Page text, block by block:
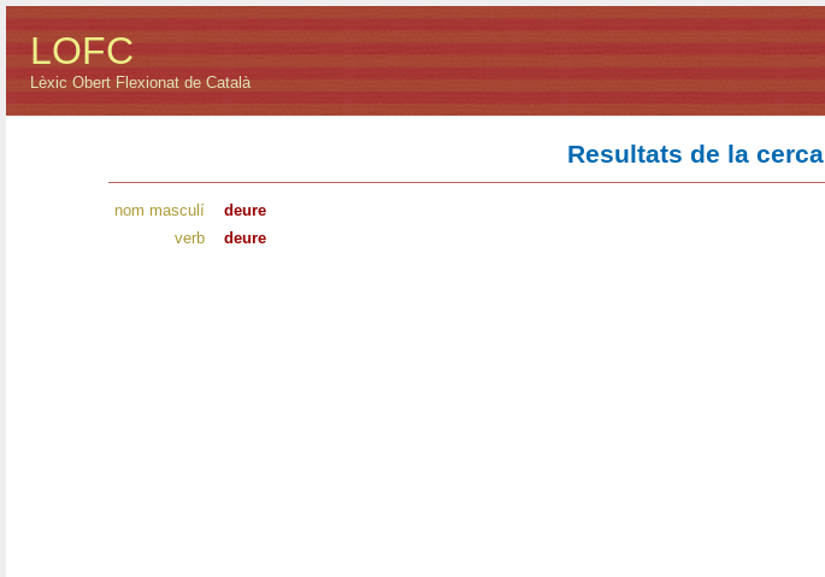
LOFC
Lèxic Obert Flexionat de Català
Resultats de la cerca
nom masculí
deure
verb
deure